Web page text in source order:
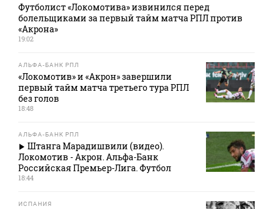
Футболист «Локомотива» извинился перед
болельщиками за первый тайм матча РПЛ против
«Акрона»
19:02
АЛЬФА-БАНК РПЛ
«Локомотив» и «Акрон» завершили
первый тайм матча третьего тура РПЛ
без голов
18:48
АЛЬФА-БАНК РПЛ
Штанга Марадишвили (видео).
Локомотив - Акрон. Альфа-Банк
Российская Премьер-Лига. Футбол
18:44
ИСПАНИЯ